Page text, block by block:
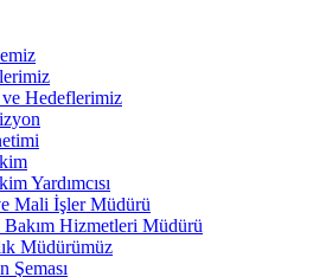
Hedeflerimiz
Yardımcısı
Mali İşler Müdürü
Bakım Hizmetleri Müdürü
Müdürümüz
Şeması